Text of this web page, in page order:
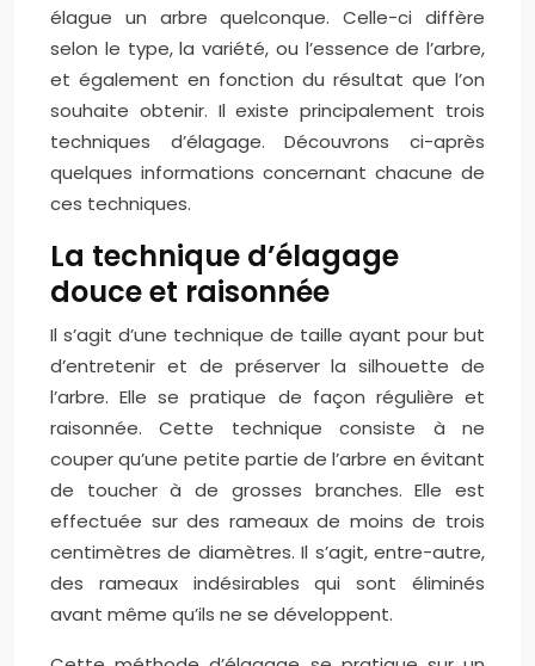
élague un arbre quelconque. Celle-ci diffère
selon le type, la variété, ou l’essence de l’arbre,
et également en fonction du résultat que l’on
souhaite obtenir. Il existe principalement trois
techniques d’élagage. Découvrons ci-après
quelques informations concernant chacune de
ces techniques.
La technique d’élagage
douce et raisonnée
Il s’agit d’une technique de taille ayant pour but
d’entretenir et de préserver la silhouette de
l’arbre. Elle se pratique de façon régulière et
raisonnée. Cette technique consiste à ne
couper qu’une petite partie de l’arbre en évitant
de toucher à de grosses branches. Elle est
effectuée sur des rameaux de moins de trois
centimètres de diamètres. Il s’agit, entre-autre,
des rameaux indésirables qui sont éliminés
avant même qu’ils ne se développent.